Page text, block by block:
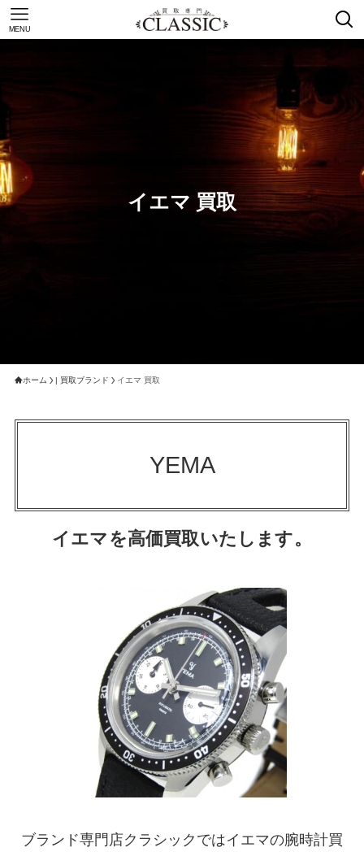
MENU
イエマ 買取
ホーム | 買取ブランド イエマ 買取
YEMA
イエマを高価買取いたします。
ブランド専門店クラシックではイエマの腕時計買